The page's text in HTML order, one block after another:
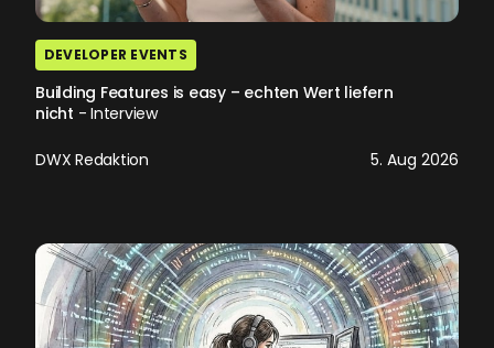
DEVELOPER EVENTS
Building Features is easy – echten Wert liefern
nicht - Interview
DWX Redaktion 5. Aug 2026